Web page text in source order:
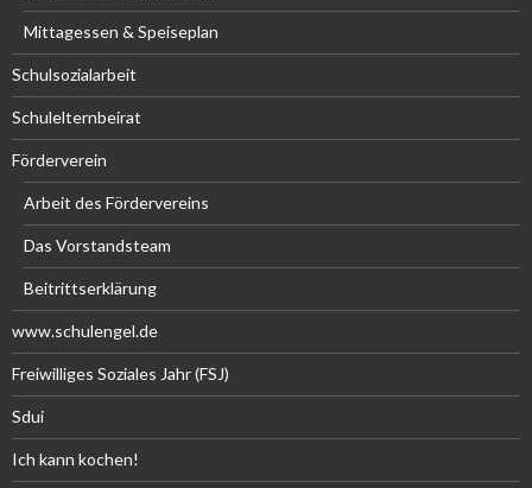
Mittagessen & Speiseplan
Schulsozialarbeit
Schulelternbeirat
Förderverein
Arbeit des Fördervereins
Das Vorstandsteam
Beitrittserklärung
www.schulengel.de
Freiwilliges Soziales Jahr (FSJ)
Sdui
Ich kann kochen!